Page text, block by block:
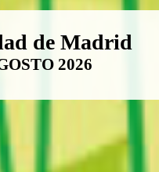
de
de Madrid
2026